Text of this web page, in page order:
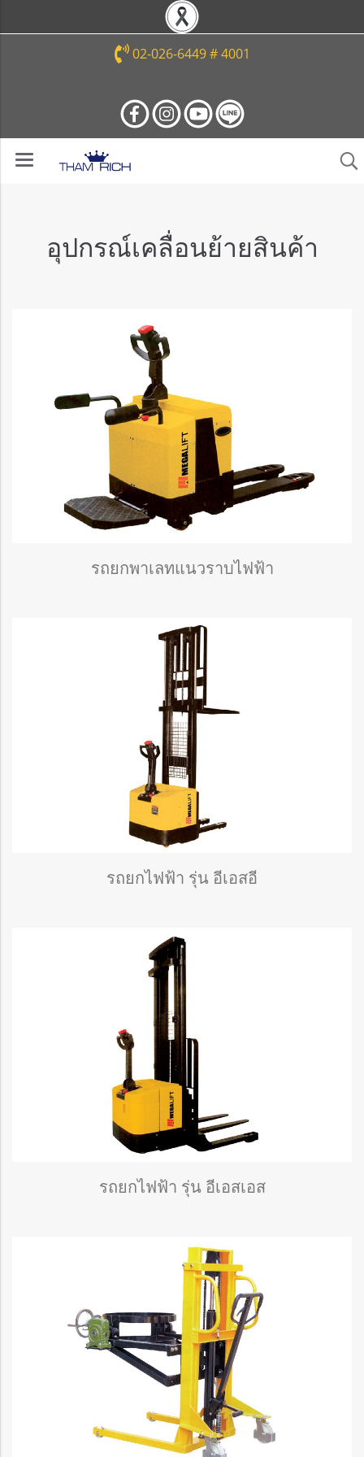
02-026-6449 # 4001
อุปกรณ์เคลื่อนย้ายสินค้า
รถยกพาเลทแนวราบไฟฟ้า
รถยกไฟฟ้า รุ่น อีเอสอี
รถยกไฟฟ้า รุ่น อีเอสเอส